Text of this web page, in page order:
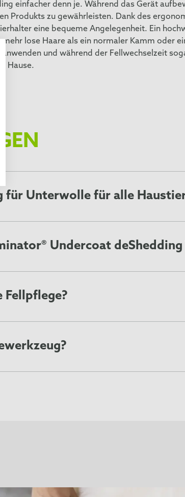
einfacher denn je. Während das Gerät
Produkts zu gewährleisten. Dank des
eine bequeme Angelegenheit. Ein
lose Haare als ein normaler Kamm oder
und während der Fellwechselzeit
Hause.
für Unterwolle für alle
kommt. Unsere Hunderassen-Liste und
Undercoat
besonders leicht und schnell entfernen,
Fellpflege?
so dass das Gerät ohne Kappe